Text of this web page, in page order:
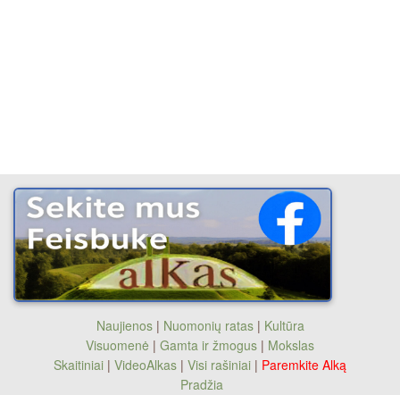
Naujienos| Nuomonių ratas| Kultūra
Visuomenė | Gamta ir žmogus | Mokslas
Skaitiniai | VideoAlkas | Visi rašiniai | Paremkite Alką
Pradžia